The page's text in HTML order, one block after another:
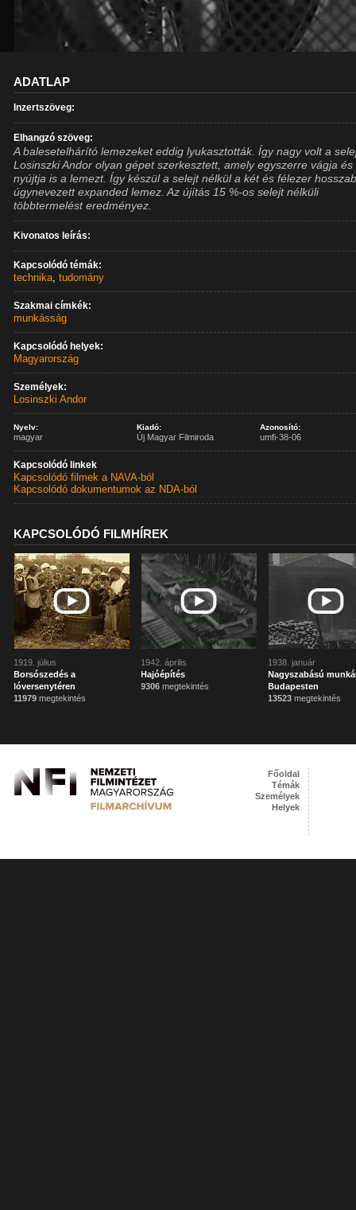
ADATLAP
Inzertszöveg:
Elhangzó szöveg:
A balesetelhárító lemezeket eddig lyukasztották. Így nagy volt a
Losinszki Andor olyan gépet szerkesztett, amely egyszerre vágja és
nyújtja is a lemezt. Így készül a selejt nélkül a két és félezer
úgynevezett expanded lemez. Az újítás 15 %-os selejt nélküli
többtermelést eredményez.
Kivonatos leírás:
Kapcsolódó témák:
technika,tudomány
Szakmai címkék:
munkásság
Kapcsolódó helyek:
Magyarország
Személyek:
Losinszki Andor
Nyelv:
magyar
Kiadó:
Új Magyar Filmiroda
Azonosító:
umfi-38-06
Kapcsolódó linkek
Kapcsolódó filmek a NAVA-ból
Kapcsolódó dokumentumok az NDA-ból
KAPCSOLÓDÓ FILMHÍREK
1919. július
Borsószedés a
lóversenytéren
11979 megtekintés
1942. április
Hajóépítés
9306 megtekintés
1938. január
Nagyszabású
Budapesten
13523 megtekintés
Főoldal
Témák
Személyek
Helyek